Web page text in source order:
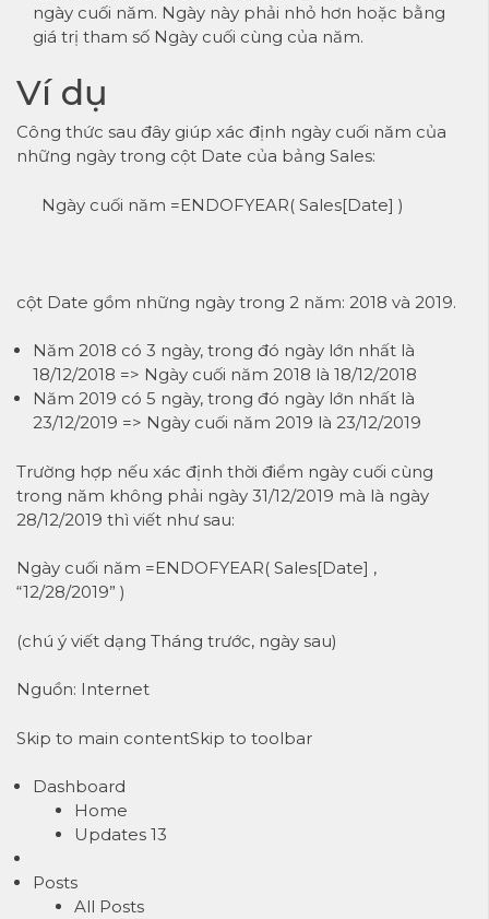
ngày cuối năm. Ngày này phải nhỏ hơn hoặc bằng
giá trị tham số Ngày cuối cùng của năm.
Ví dụ
Công thức sau đây giúp xác định ngày cuối năm của
những ngày trong cột Date của bảng Sales:
Ngày cuối năm =ENDOFYEAR( Sales[Date] )
cột Date gồm những ngày trong 2 năm: 2018 và 2019.
Năm 2018 có 3 ngày, trong đó ngày lớn nhất là
18/12/2018 => Ngày cuối năm 2018 là 18/12/2018
Năm 2019 có 5 ngày, trong đó ngày lớn nhất là
23/12/2019 => Ngày cuối năm 2019 là 23/12/2019
Trường hợp nếu xác định thời điểm ngày cuối cùng
trong năm không phải ngày 31/12/2019 mà là ngày
28/12/2019 thì viết như sau:
Ngày cuối năm =ENDOFYEAR( Sales[Date] ,
“12/28/2019” )
(chú ý viết dạng Tháng trước, ngày sau)
Nguồn: Internet
Skip to main contentSkip to toolbar
Dashboard
Home
Updates 13
Posts
All Posts